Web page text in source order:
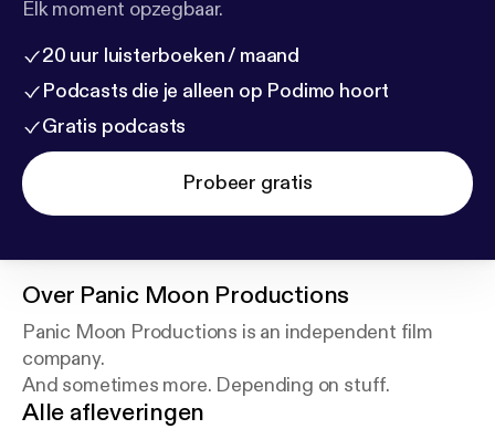
Elk moment opzegbaar.
20 uur luisterboeken / maand
Podcasts die je alleen op Podimo hoort
Gratis podcasts
Probeer gratis
Over Panic Moon Productions
Panic Moon Productions is an independent film
company.
And sometimes more. Depending on stuff.
Alle afleveringen